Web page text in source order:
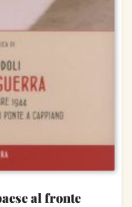
al fronte